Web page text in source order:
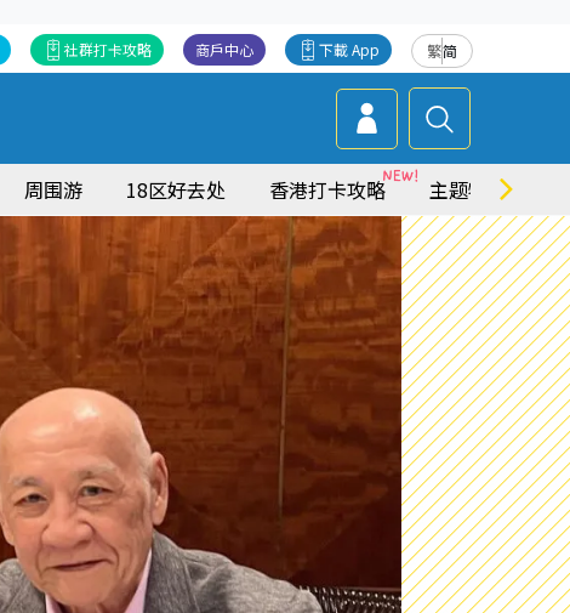
繁简
下載 App
商戶中心
社群打卡攻略
周围游 18区好去处 香港打卡攻略 主题特集